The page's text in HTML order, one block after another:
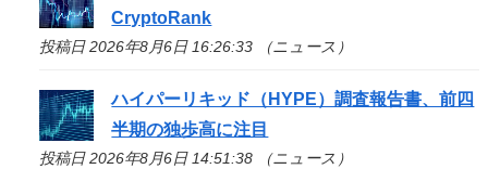
CryptoRank
投稿日 2026年8月6日 16:26:33 （ニュース）
ハイパーリキッド（HYPE）調査報告書、前四
半期の独歩高に注目
投稿日 2026年8月6日 14:51:38 （ニュース）